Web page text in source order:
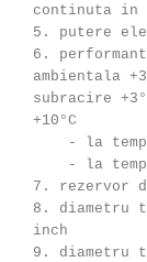
continuta in
5. putere
6.
ambientala
subracire
+10°C
- la
- la
7.
8. diametru
inch
9. diametru